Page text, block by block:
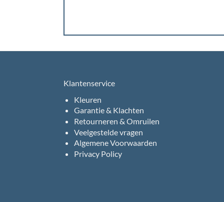
Klantenservice
Kleuren
Garantie & Klachten
Retourneren & Omruilen
Veelgestelde vragen
Algemene Voorwaarden
Privacy Policy